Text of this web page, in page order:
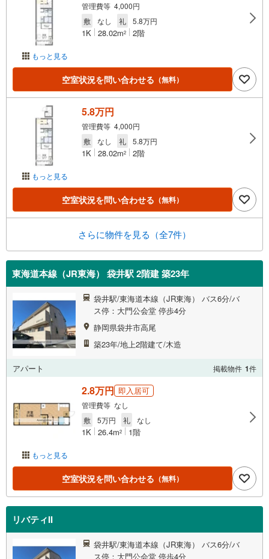
もっと見る
管理費等 4,000円
敷
なし 礼 5.8万円
1K 28.02m2 2階
空室状況を問い合わせる （無料）
もっと見る
5.8万円
管理費等 4,000円
敷
なし 礼 5.8万円
1K 28.02m2 2階
空室状況を問い合わせる （無料）
さらに物件を見る（全7件）
東海道本線（JR東海） 袋井駅 2階建 築23年
袋井駅/東海道本線（JR東海） バス6分/バ
ス停：大門公会堂 停歩4分
静岡県袋井市高尾
築23年/地上2階建て/木造
アパート 掲載物件 1件
もっと見る
2.8万円 即入居可
管理費等 なし
敷
5万円 礼 なし
1K 26.4m2 1階
空室状況を問い合わせる （無料）
リバティII
袋井駅/東海道本線（JR東海） バス6分/バ
ス停：大門公会堂 停歩4分